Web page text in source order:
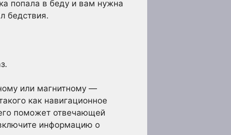
попала в беду и вам нужна
бедствия.
или магнитному —
как навигационное
поможет отвечающей
информацию о